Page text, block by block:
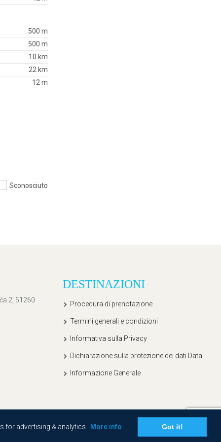
for advertising & analytics. More info Got it!
500 m
500 m
10 km
22 km
12 m
Sconosciuto
2, 51260
DESTINAZIONI
Procedura di prenotazione
Termini generali e condizioni
Informativa sulla Privacy
Dichiarazione sulla protezione dei dati Data
Informazione Generale